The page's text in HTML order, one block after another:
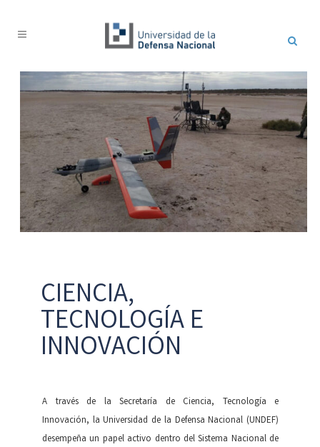
CIENCIA,
TECNOLOGÍA E
INNOVACIÓN
A través de la Secretaría de Ciencia, Tecnología e
Innovación, la Universidad de la Defensa Nacional (UNDEF)
desempeña un papel activo dentro del Sistema Nacional de